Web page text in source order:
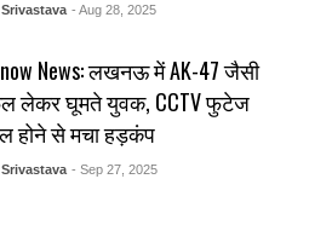
- Aug 28, 2025
News: लखनऊ में AK-47 जैसी
लेकर घूमते युवक, CCTV फुटेज
होने से मचा हड़कंप
- Sep 27, 2025